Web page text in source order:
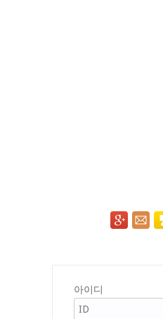
아이디